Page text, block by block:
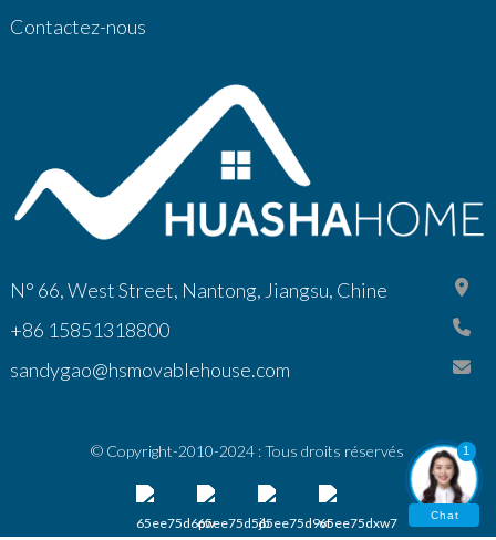
Contactez-nous
N° 66, West Street, Nantong, Jiangsu, Chine
+86 15851318800
sandygao@hsmovablehouse.com
© Copyright-2010-2024 : Tous droits réservés 1
Chat